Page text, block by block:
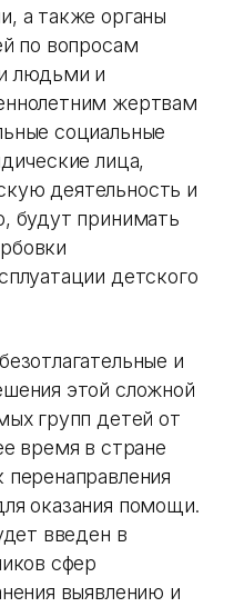
а также органы
по вопросам
людьми и
жертвам
социальные
лица,
деятельность и
будут принимать
детского
и
этой сложной
групп детей от
время в стране
оказания помощи.
введен в
сфер
выявлению и